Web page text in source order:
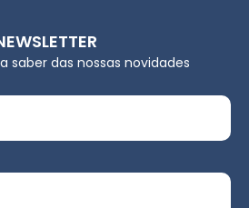
saber das nossas novidades